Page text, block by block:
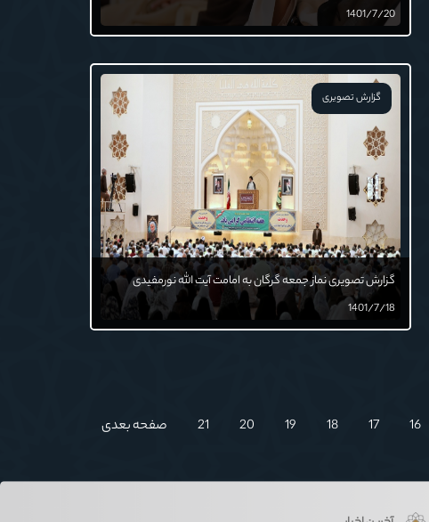
1401/7/20
گزارش تصویری
گزارش تصویری نماز جمعه گرگان به امامت آیت الله نورمفیدی
1401/7/18
16
17
18
19
20
21 صفحه بعدی